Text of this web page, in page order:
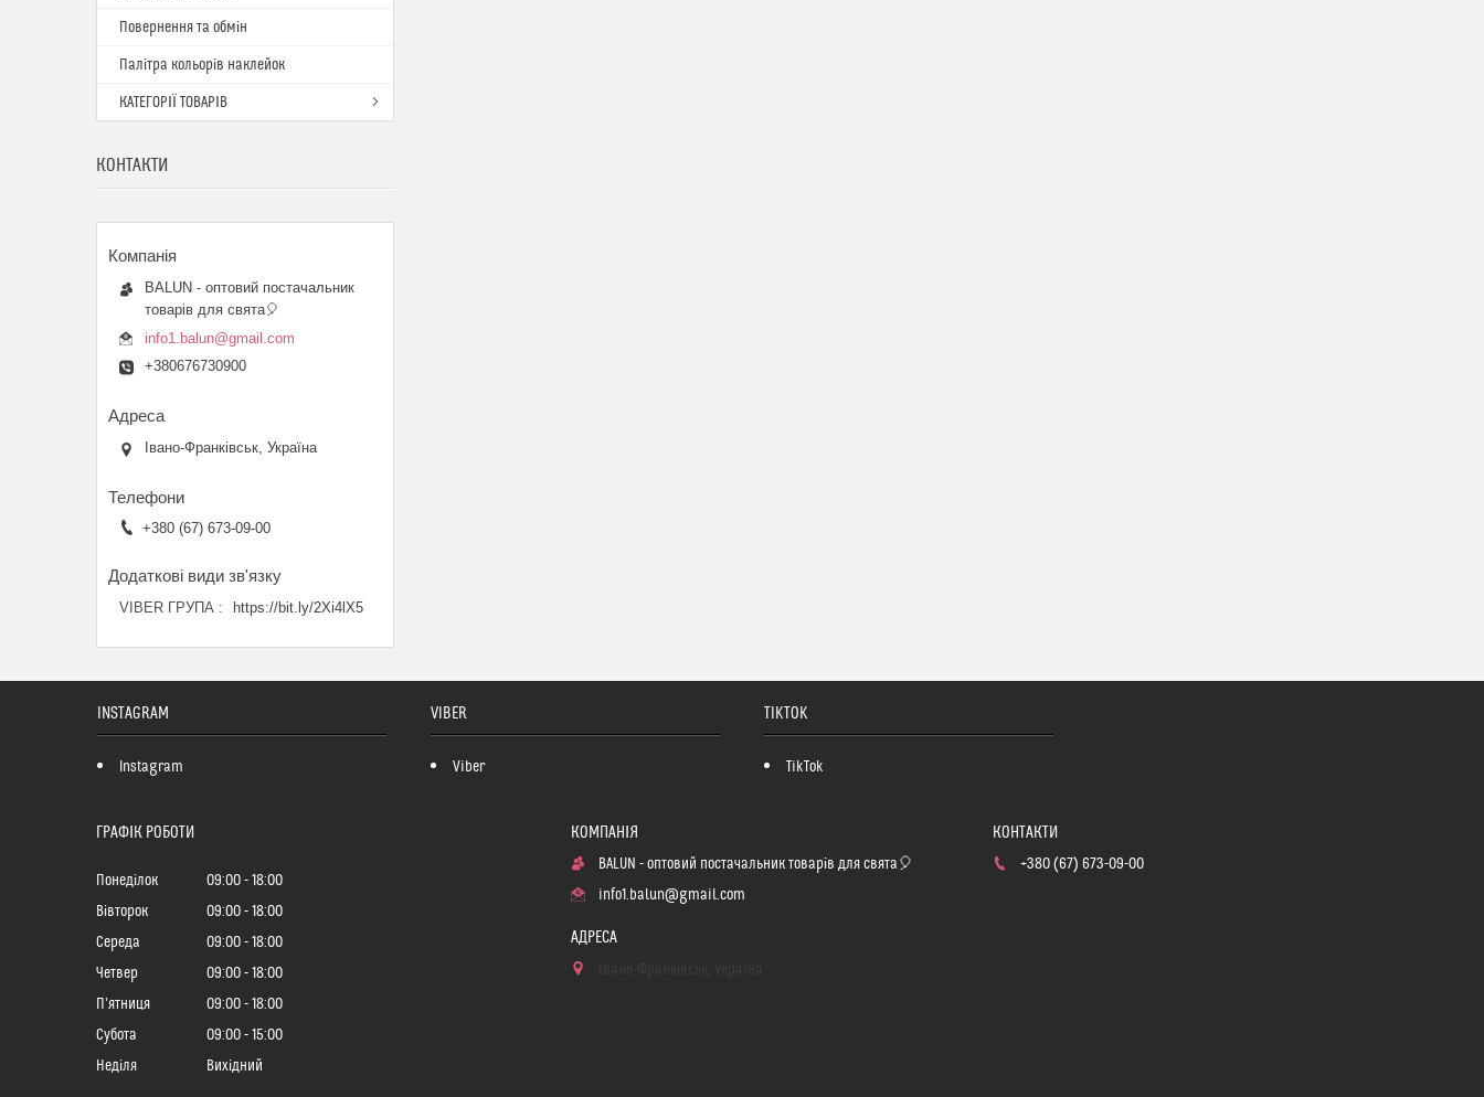
Повернення та обмін
Палітра кольорів наклейок
КАТЕГОРІЇ ТОВАРІВ
КОНТАКТИ
BALUN - оптовий постачальник
товарів для свята🎈
info1.balun@gmail.com
+380676730900
Івано-Франківськ, Україна
+380 (67) 673-09-00
VIBER ГРУПА https://bit.ly/2Xi4lX5
INSTAGRAM
Instagram
VIBER
Viber
TIKTOK
TikTok
ГРАФІК РОБОТИ
Понеділок 09:00
18:00
Вівторок
09:00
18:00
Середа
09:00
18:00
Четвер
09:00
18:00
Пʼятниця
09:00
18:00
Субота
09:00
15:00
Неділя
Вихідний
BALUN - оптовий постачальник товарів для свята🎈
info1.balun@gmail.com
+380 (67) 673-09-00